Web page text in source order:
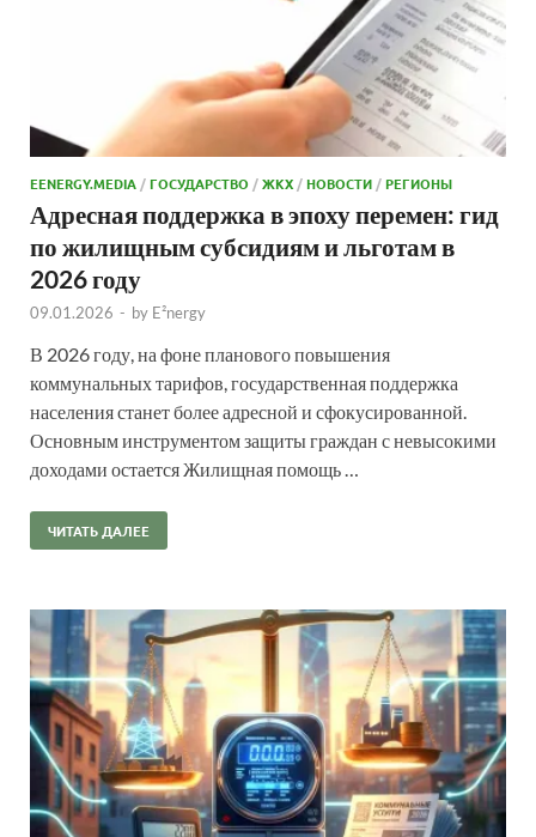
EENERGY.MEDIA/ГОСУДАРСТВО /ЖКХ/НОВОСТИ/РЕГИОНЫ
Адресная поддержка в эпоху перемен: гид
по жилищным субсидиям и льготам в
2026 году
09.01.2026 - by E²nergy
В 2026 году, на фоне планового повышения
коммунальных тарифов, государственная поддержка
населения станет более адресной и сфокусированной.
Основным инструментом защиты граждан с невысокими
доходами остается Жилищная помощь …
ЧИТАТЬ ДАЛЕЕ